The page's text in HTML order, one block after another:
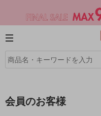
会員のお客様